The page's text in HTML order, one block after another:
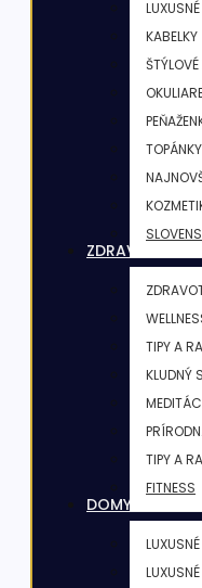
KABELKY
TOPÁNKY
ZDRAVIE &
TIPY A
KLUDNÝ
TIPY A
FITNESS
DOMY & VILY